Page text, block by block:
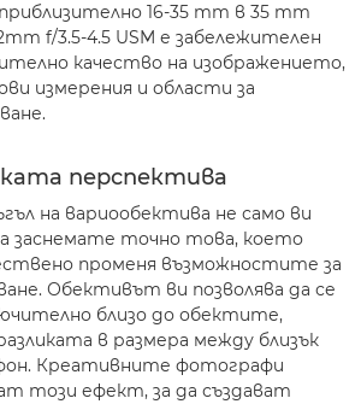
16-35 mm в 35 mm
f/3.5-4.5 USM е забележителен
качество на изображението,
измерения и области за
перспектива
на вариообектива не само ви
заснемате точно това, което
променя възможностите за
Обективът ви позволява да се
близо до обектите,
в размера между близък
Креативните фотографи
този ефект, за да създават